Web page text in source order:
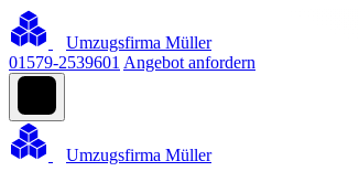
Umzugsfirma Müller
01579-2539601 Angebot anfordern
Umzugsfirma Müller